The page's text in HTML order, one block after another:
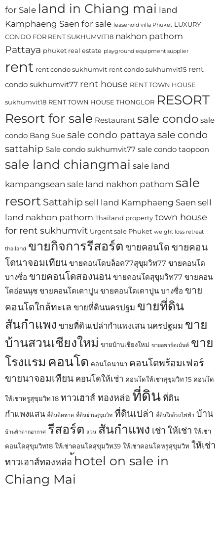
for Sale land in Chiang mai land
Kamphaeng Saen for sale leasehold villa Phuket LUXURY
CONDO FOR RENT SUKHUMVIT18 nakhon pathom
Pattaya phuket real estate playground equipment supplier
rent rent condo sukhumvit rent condo sukhumvit15 rent
condo sukhumvit77 rent house RENT TOWN HOUSE
sukhumvit18 RENT TOWN HOUSE THONGLOR RESORT
Resort for sale Restaurant sale condo sale
condo Bang Sue sale condo pattaya sale condo
sattahip Sale condo sukhumvit77 sale condo taopoon
sale land chiangmai sale land
kampangsean sale land nakhon pathom sale
resort Sattahip sell land Kamphaeng Saen sell
land nakhon pathom Thailand property town house
for rent sukhumvit Urgent sale Phuket weight loss retreat
thailand ขายกิจการรีสอร์ต ขายคอนโด ขายคอน
โดนาจอมเทียน ขายคอนโดบล็อค77สุขุมวิท77 ขายคอนโด
บางซื่อ ขายคอนโดสองนอน ขายคอนโดสุขุมวิท77 ขายคอน
โดอ่อนนุช ขายคอนโดเตาปูน ขายคอนโดเตาปูน บางซื่อ ขาย
คอนโดใกล้ทะเล ขายที่ดินนครปฐม ขายที่ดิน
สันกำแพง ขายที่ดินเปล่ากำแพงเสน นครปฐมม ขาย
บ้านสวนเชียงใหม่ ขายบ้านเชียงใหม่ ขายอพาร์ตเม้นท์ ขาย
โรงแรม คอนโด คอนโดนานา คอนโดพร้อมเฟอร์
ขายนาจอมเทียน คอนโดให้เช่า คอนโดให้เช่าสุขุมวิท 15 คอนโด
ให้เช่าหรูสุขุมวิท 18 ทาวเฮาส์ ทองหล่อ ที่ดิน ที่ดิน
กำแพงแสน ที่ดินติดหาด ที่ดินย่านสุขุมวิท ที่ดินเปล่า ที่ดินใกล้รถไฟฟ้า บ้าน
บ้านพักตากอากาศ รีสอร์ต สวน สันกำแพง เช่า ให้เช่า ให้เช่า
คอนโดสุขุมวิท18 ให้เช่าคอนโดสุขุมวิท39 ให้เช่าคอนโดหรูสุขุมวิท ให้เช่า
ทาวเฮาส์ทองหล่อ ้hotel on sale in
Chiang Mai